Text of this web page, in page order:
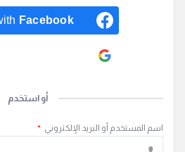
Facebook
أو استخدم
اسم المستخدم أو البريد الإلكتروني *